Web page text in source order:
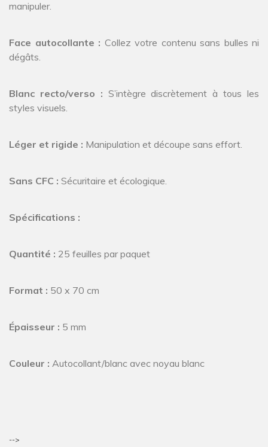
manipuler.
Face autocollante : Collez votre contenu sans bulles ni
dégâts.
Blanc recto/verso : S’intègre discrètement à tous les
styles visuels.
Léger et rigide : Manipulation et découpe sans effort.
Sans CFC : Sécuritaire et écologique.
Spécifications :
Quantité : 25 feuilles par paquet
Format : 50 x 70 cm
Épaisseur : 5 mm
Couleur : Autocollant/blanc avec noyau blanc
-->